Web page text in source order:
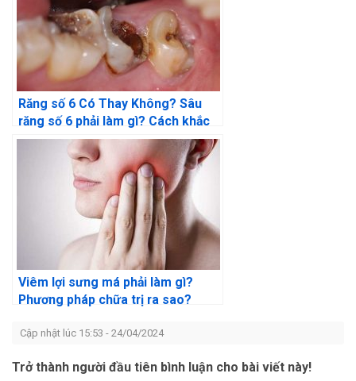
Răng số 6 Có Thay Không? Sâu
răng số 6 phải làm gì? Cách khắc
phục hiệu quả
Viêm lợi sưng má phải làm gì?
Phương pháp chữa trị ra sao?
Cập nhật lúc 15:53 - 24/04/2024
Trở thành người đầu tiên bình luận cho bài viết này!